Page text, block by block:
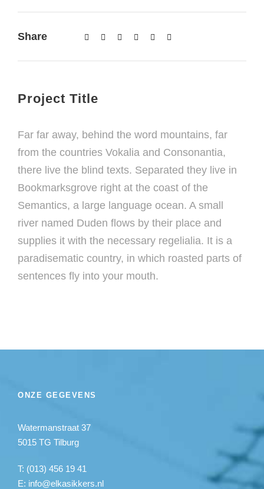
Share
Project Title
Far far away, behind the word mountains, far
from the countries Vokalia and Consonantia,
there live the blind texts. Separated they live in
Bookmarksgrove right at the coast of the
Semantics, a large language ocean. A small
river named Duden flows by their place and
supplies it with the necessary regelialia. It is a
paradisematic country, in which roasted parts of
sentences fly into your mouth.
ONZE GEGEVENS
Watermanstraat 37
5015 TG Tilburg
T: (013) 456 19 41
E: info@elkasikkers.nl